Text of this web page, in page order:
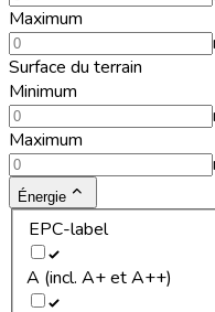
Maximum
Surface du terrain
Minimum
Maximum
Énergie
EPC-label
A (incl. A+ et A++)